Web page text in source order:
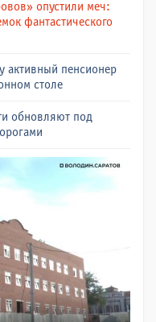
опустили меч:
фантастического
активный пенсионер
столе
обновляют под